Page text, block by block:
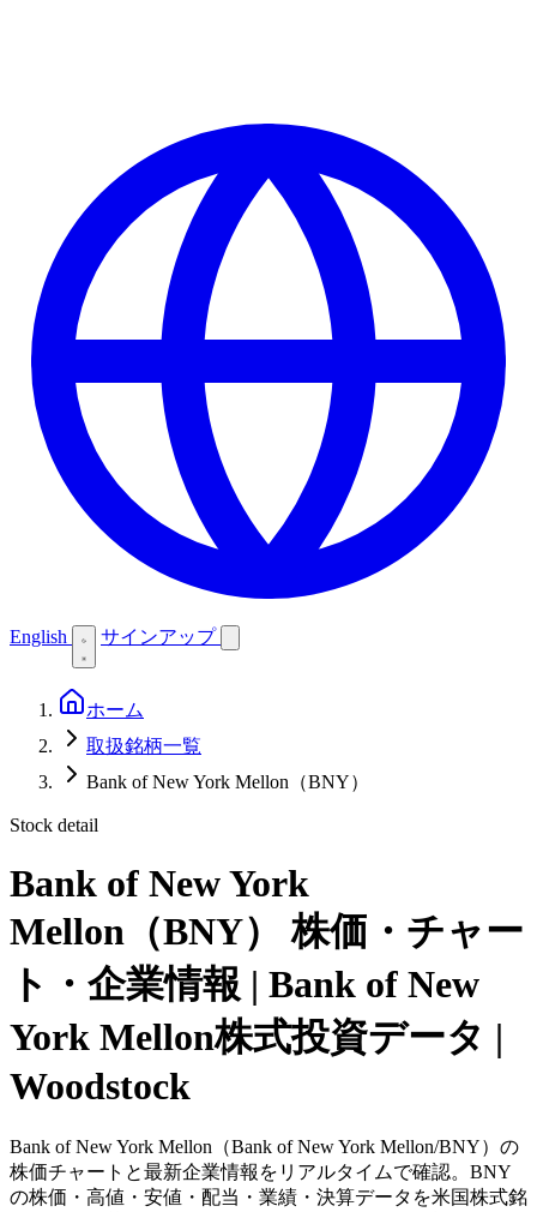
English サインアップ
ホーム
取扱銘柄一覧
Bank of New York Mellon（BNY）
Stock detail
Bank of New York
Mellon（BNY）
株価・チャー
ト・企業情報 | Bank of New
York Mellon株式投資データ |
Woodstock
Bank of New York Mellon（Bank of New York Mellon/BNY）の
株価チャートと最新企業情報をリアルタイムで確認。BNY
の株価・高値・安値・配当・業績・決算データを米国株式銘